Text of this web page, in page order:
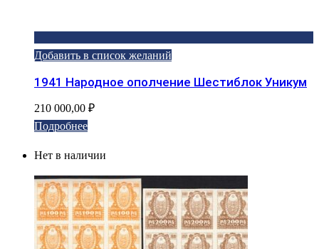
Добавить в список желаний
1941 Народное ополчение Шестиблок Уникум
210 000,00 ₽
Подробнее
Нет в наличии